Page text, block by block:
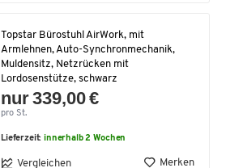
Topstar Bürostuhl AirWork, mit
Armlehnen, Auto-Synchronmechanik,
Muldensitz, Netzrücken mit
Lordosenstütze, schwarz
nur 339,00 €
pro St.
Lieferzeit:innerhalb 2 Wochen
Vergleichen Merken